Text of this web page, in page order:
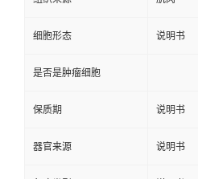
细胞形态 说明书
是否是肿瘤细胞
保质期 说明书
器官来源 说明书